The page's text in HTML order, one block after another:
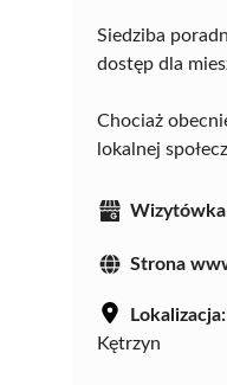
Siedziba
dostęp dla
Chociaż
lokalnej
Wizytówka
Strona
Lokalizacja:
Kętrzyn